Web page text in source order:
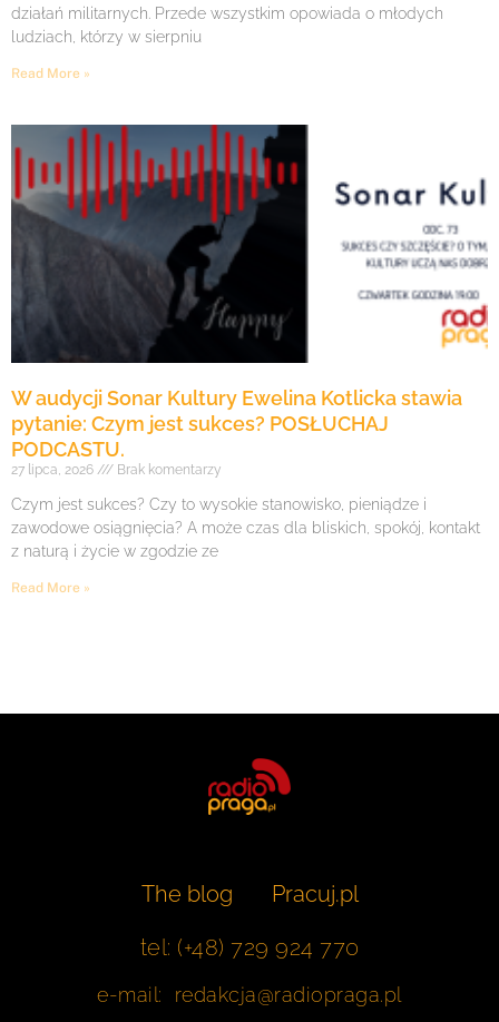
działań militarnych. Przede wszystkim opowiada o młodych
ludziach, którzy w sierpniu
Read More »
W audycji Sonar Kultury Ewelina Kotlicka stawia
pytanie: Czym jest sukces? POSŁUCHAJ
PODCASTU.
27 lipca, 2026 Brak komentarzy
Czym jest sukces? Czy to wysokie stanowisko, pieniądze i
zawodowe osiągnięcia? A może czas dla bliskich, spokój, kontakt
z naturą i życie w zgodzie ze
Read More »
The blog
Pracuj.pl
tel: (+48) 729 924 770
e-mail: redakcja@radiopraga.pl